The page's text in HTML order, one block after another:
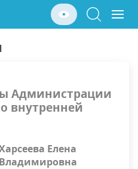
Администрации
внутренней
Елена
Владимировна